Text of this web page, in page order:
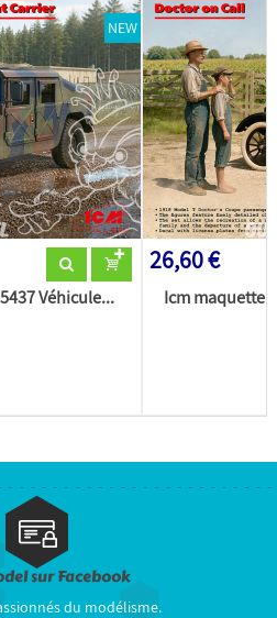
NEW
Véhicule...
26,60 €
Icm maquette
sur Facebook
du modélisme.